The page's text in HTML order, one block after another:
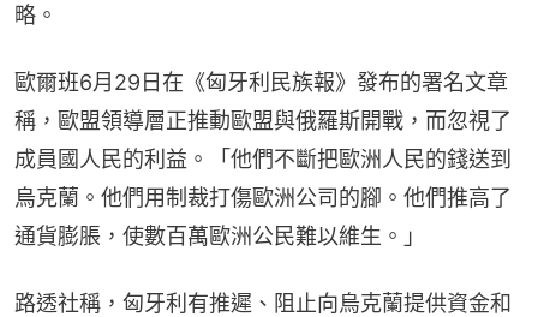
略。
歐爾班6月29日在《匈牙利民族報》發布的署名文章
稱，歐盟領導層正推動歐盟與俄羅斯開戰，而忽視了
成員國人民的利益。「他們不斷把歐洲人民的錢送到
烏克蘭。他們用制裁打傷歐洲公司的腳。他們推高了
通貨膨脹，使數百萬歐洲公民難以維生。」
路透社稱，匈牙利有推遲、阻止向烏克蘭提供資金和